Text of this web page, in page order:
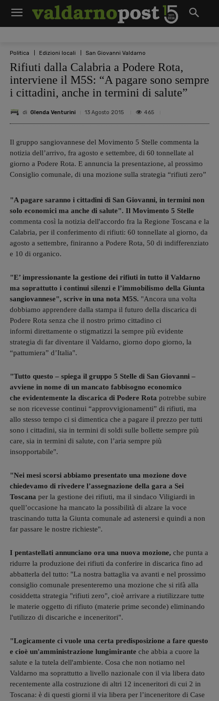
Politica Edizioni locali San Giovanni Valdarno
Rifiuti dalla Calabria a Podere Rota,
interviene il M5S: “A pagare sono sempre
i cittadini, anche in termini di salute”
di Glenda Venturini 13 Agosto 2015 465
Il gruppo sangiovannese del Movimento 5 Stelle commenta la
notizia dell’arrivo, fra agosto e settembre, di 60 tonnellate al
giorno a Podere Rota. E annuncia la presentazione, al prossimo
Consiglio comunale, di una mozione sulla strategia “rifiuti zero”
"A pagare saranno i cittadini di San Giovanni, in termini non
solo economici ma anche di salute". Il Movimento 5 Stelle
commenta così la notizia dell'accordo fra la Regione Toscana e la
Calabria, per il conferimento di rifiuti: 60 tonnellate al giorno, da
agosto a settembre, finiranno a Podere Rota, 50 di indifferenziato
e 10 di organico.
"E’ impressionante la gestione dei rifiuti in tutto il Valdarno
ma soprattutto i continui silenzi e l’immobilismo della Giunta
sangiovannese", scrive in una nota M5S. "Ancora una volta
dobbiamo apprendere dalla stampa il futuro della discarica di
Podere Rota senza che il nostro primo cittadino ci
informi direttamente o stigmatizzi la sempre più evidente
strategia di far diventare il Valdarno, giorno dopo giorno, la
“pattumiera” d’Italia".
"Tutto questo – spiega il gruppo 5 Stelle di San Giovanni –
avviene in nome di un mancato fabbisogno economico
che evidentemente la discarica di Podere Rota potrebbe subire
se non ricevesse continui “approvvigionamenti” di rifiuti, ma
allo stesso tempo ci si dimentica che a pagare il prezzo per tutti
sono i cittadini, sia in termini di soldi sulle bollette sempre più
care, sia in termini di salute, con l’aria sempre più
insopportabile".
"Nei mesi scorsi abbiamo presentato una mozione dove
chiedevamo di rivedere l’assegnazione della gara a Sei
Toscana per la gestione dei rifiuti, ma il sindaco Viligiardi in
quell’occasione ha mancato la possibilità di alzare la voce
trascinando tutta la Giunta comunale ad astenersi e quindi a non
far passare le nostre richieste".
I pentastellati annunciano ora una nuova mozione, che punta a
ridurre la produzione dei rifiuti da conferire in discarica fino ad
abbatterla del tutto: "La nostra battaglia va avanti e nel prossimo
consiglio comunale presenteremo una mozione che si rifà alla
cosiddetta strategia "rifiuti zero", cioè arrivare a riutilizzare tutte
le materie oggetto di rifiuto (materie prime seconde) eliminando
l'utilizzo di discariche e inceneritori".
"Logicamente ci vuole una certa predisposizione a fare questo
e cioè un'amministrazione lungimirante che abbia a cuore la
salute e la tutela dell'ambiente. Cosa che non notiamo nel
Valdarno ma soprattutto a livello nazionale con il via libera dato
recentemente alla costruzione di altri 12 inceneritori di cui 2 in
Toscana: è di questi giorni il via libera per l’inceneritore di Case